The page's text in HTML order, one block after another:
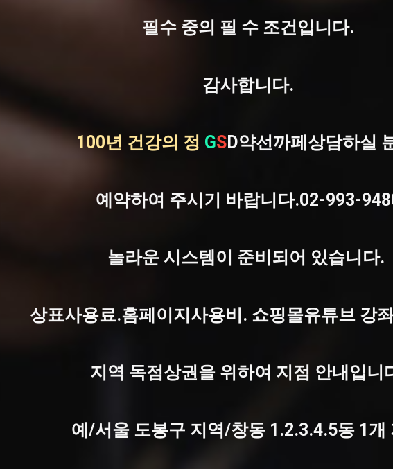
필수 중의 필 수 조건입니다.
감사합니다.
100년 건강의 정 GSD약선까페상담하실
예약하여 주시기 바랍니다.02-993-
놀라운 시스템이 준비되어 있습니다.
상표사용료.홈페이지사용비. 쇼핑몰유튜브 강
지역 독점상권을 위하여 지점 안내입니
예/서울 도봉구 지역/창동 1.2.3.4.5동 1개